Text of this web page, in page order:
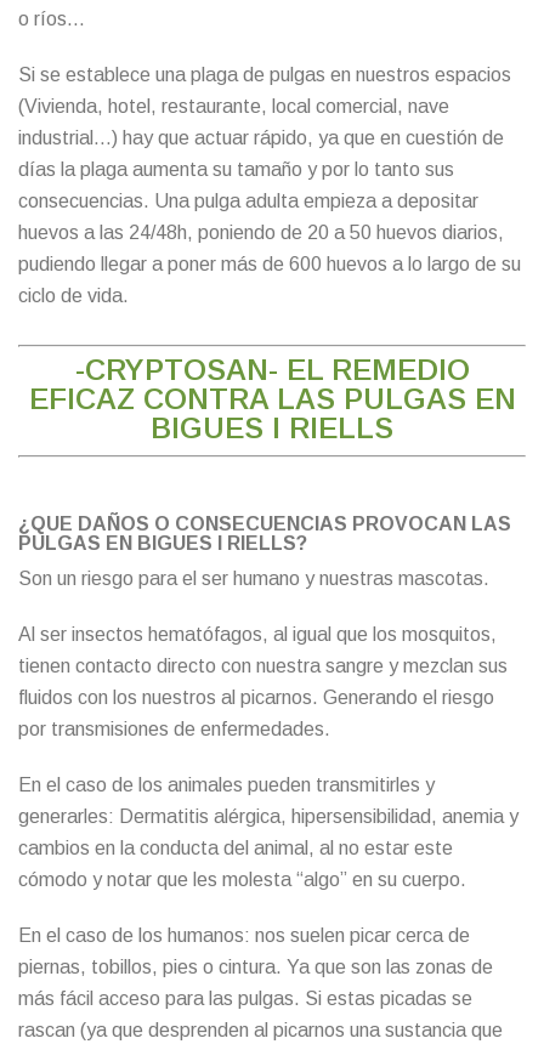
o ríos…
Si se establece una plaga de pulgas en nuestros espacios
(Vivienda, hotel, restaurante, local comercial, nave
industrial…) hay que actuar rápido, ya que en cuestión de
días la plaga aumenta su tamaño y por lo tanto sus
consecuencias. Una pulga adulta empieza a depositar
huevos a las 24/48h, poniendo de 20 a 50 huevos diarios,
pudiendo llegar a poner más de 600 huevos a lo largo de su
ciclo de vida.
-CRYPTOSAN- EL REMEDIO
EFICAZ CONTRA LAS PULGAS EN
BIGUES I RIELLS
¿QUE DAÑOS O CONSECUENCIAS PROVOCAN LAS
PULGAS EN BIGUES I RIELLS?
Son un riesgo para el ser humano y nuestras mascotas.
Al ser insectos hematófagos, al igual que los mosquitos,
tienen contacto directo con nuestra sangre y mezclan sus
fluidos con los nuestros al picarnos. Generando el riesgo
por transmisiones de enfermedades.
En el caso de los animales pueden transmitirles y
generarles: Dermatitis alérgica, hipersensibilidad, anemia y
cambios en la conducta del animal, al no estar este
cómodo y notar que les molesta “algo” en su cuerpo.
En el caso de los humanos: nos suelen picar cerca de
piernas, tobillos, pies o cintura. Ya que son las zonas de
más fácil acceso para las pulgas. Si estas picadas se
rascan (ya que desprenden al picarnos una sustancia que